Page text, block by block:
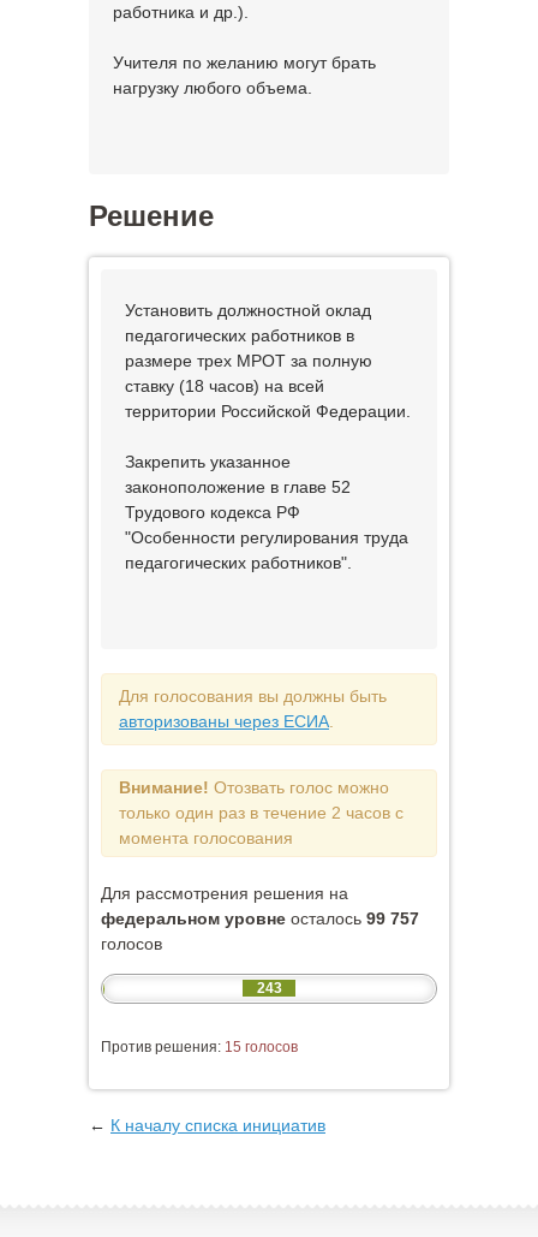
работника и др.).
Учителя по желанию могут брать
нагрузку любого объема.
Решение
Установить должностной оклад
педагогических работников в
размере трех МРОТ за полную
ставку (18 часов) на всей
территории Российской Федерации.
Закрепить указанное
законоположение в главе 52
Трудового кодекса РФ
"Особенности регулирования труда
педагогических работников".
Для голосования вы должны быть
авторизованы через ЕСИА
Внимание! Отозвать голос можно
только один раз в течение 2 часов с
момента голосования
Для рассмотрения решения на
федеральном уровне осталось 99 757
голосов
243
Против решения: 15 голосов
← К началу списка инициатив